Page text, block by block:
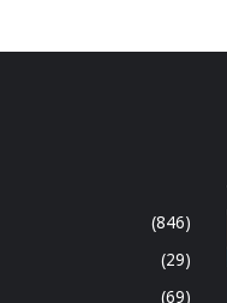
(846)
(29)
(69)